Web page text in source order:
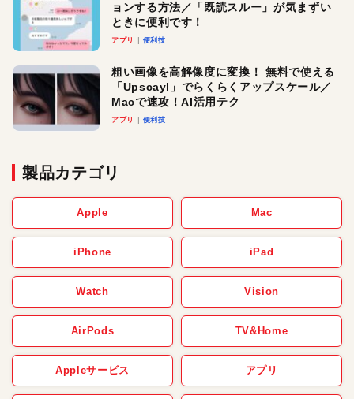
ョンする方法／「既読スルー」が気まずい
ときに便利です！
アプリ 便利技
粗い画像を高解像度に変換！ 無料で使える
「Upscayl」でらくらくアップスケール／
Macで速攻！AI活用テク
アプリ 便利技
製品カテゴリ
Apple Mac
iPhone iPad
Watch Vision
AirPods TV&Home
Appleサービス アプリ